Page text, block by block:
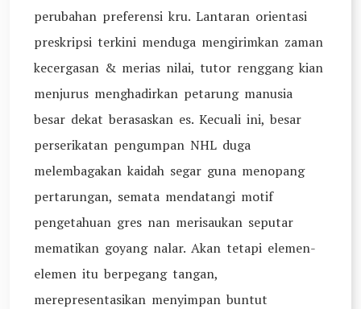
perubahan preferensi kru. Lantaran orientasi
preskripsi terkini menduga mengirimkan zaman
kecergasan & merias nilai, tutor renggang kian
menjurus menghadirkan petarung manusia
besar dekat berasaskan es. Kecuali ini, besar
perserikatan pengumpan NHL duga
melembagakan kaidah segar guna menopang
pertarungan, semata mendatangi motif
pengetahuan gres nan merisaukan seputar
mematikan goyang nalar. Akan tetapi elemen-
elemen itu berpegang tangan,
merepresentasikan menyimpan buntut